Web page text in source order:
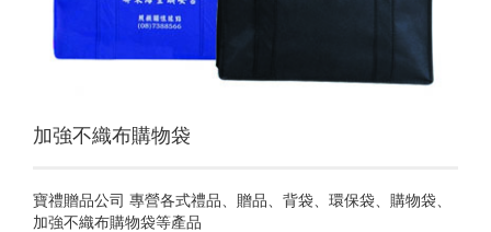
加強不織布購物袋
寶禮贈品公司 專營各式禮品、贈品、背袋、環保袋、購物袋、
加強不織布購物袋等產品